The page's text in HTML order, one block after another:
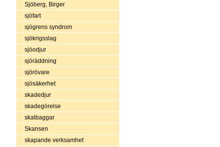
Sjöberg, Birger
sjöfart
sjögrens syndrom
sjökrigsslag
sjöodjur
sjöräddning
sjörövare
sjösäkerhet
skadedjur
skadegörelse
skalbaggar
Skansen
skapande verksamhet